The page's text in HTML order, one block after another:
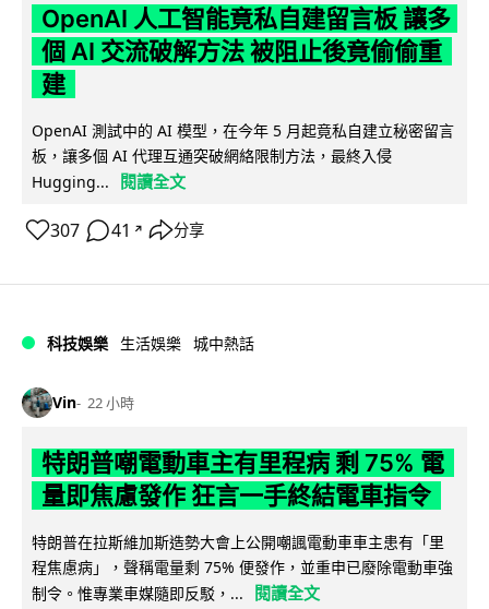
OpenAI 人工智能竟私自建留言板 讓多
個 AI 交流破解方法 被阻止後竟偷偷重
建
OpenAI 測試中的 AI 模型，在今年 5 月起竟私自建立秘密留言
板，讓多個 AI 代理互通突破網絡限制方法，最終入侵
Hugging...
閱讀全文
307 41 ↗ 分享
科技娛樂 生活娛樂 城中熱話
Vin 22 小時
特朗普嘲電動車主有里程病 剩 75% 電
量即焦慮發作 狂言一手終結電車指令
特朗普在拉斯維加斯造勢大會上公開嘲諷電動車車主患有「里
程焦慮病」，聲稱電量剩 75% 便發作，並重申已廢除電動車強
制令。惟專業車媒隨即反駁，...
閱讀全文